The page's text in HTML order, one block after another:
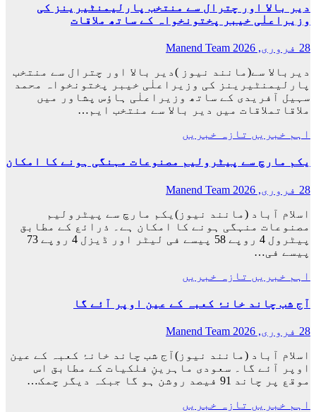
دیر بالا اور چترال سے منتخب پارلیمنٹیرینز کی
وزیراعلٰی خیبر پختونخواہ کے ساتھ ملاقات
28 فروری, 2026
Manend Team
دیربالا سے(مانند نیوز )دیر بالا اور چترال سے منتخب
پارلیمنٹیرینز کی وزیراعلٰی خیبر پختونخواہ محمد
سہیل آفریدی کے ساتھ وزیراعلٰی ہاؤس پشاور میں
ملاقاتملاقات میں دیر بالا سے منتخب ایم…
اہم خبریں تازہ خبریں
یکم مارچ سے پیٹرولیم مصنوعات مہنگی ہونے کا امکان
28 فروری, 2026
Manend Team
اسلام آباد (مانند نیوز)یکم مارچ سے پیٹرولیم
مصنوعات منہگی ہونے کا امکان ہے۔ ذرائع کے مطابق
پیٹرول 4 روپے 58 پیسے فی لیٹر اور ڈیزل 4 روپے 73
پیسے فی…
اہم خبریں تازہ خبریں
آج شب چاند خانۂ کعبہ کے عین اوپر آئے گا
28 فروری, 2026
Manend Team
اسلام آباد (مانند نیوز)آج شب چاند خانۂ کعبہ کے عین
اوپر آئے گا۔ سعودی ماہرینِ فلکیات کے مطابق اس
موقع پر چاند 91 فیصد روشن ہو گا جبکہ دیگر چمک…
اہم خبریں تازہ خبریں